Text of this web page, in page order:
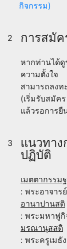
กิจกรรม)
2 การสมัค
หากท่านได้ดู
ความตั้งใจ
สามารถลงท
(เริ่มรับสมัค
แล้วรอการยื
3
แนวทา
ปฏิบัติ
เมตตากรรม
: พระอาจา
อานาปานสติ
: พระมหาฟู
มรณานุสสติ
: พระครูเมธั